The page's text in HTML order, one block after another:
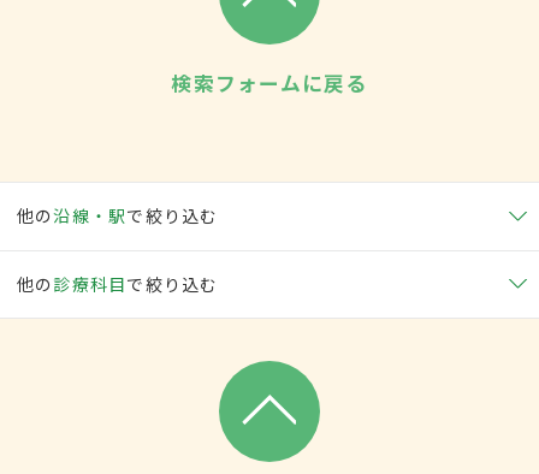
検索フォームに戻る
他の沿線・駅で絞り込む
他の 診療科目で絞り込む